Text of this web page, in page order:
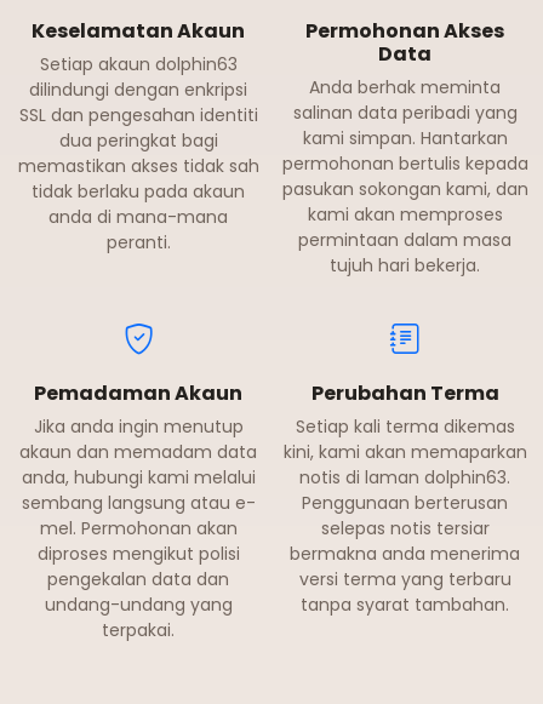
Keselamatan Akaun
Setiap akaun dolphin63
dilindungi dengan enkripsi
SSL dan pengesahan identiti
dua peringkat bagi
memastikan akses tidak sah
tidak berlaku pada akaun
anda di mana-mana
peranti.
Permohonan Akses
Data
Anda berhak meminta
salinan data peribadi yang
kami simpan. Hantarkan
permohonan bertulis kepada
pasukan sokongan kami, dan
kami akan memproses
permintaan dalam masa
tujuh hari bekerja.
Pemadaman Akaun
Jika anda ingin menutup
akaun dan memadam data
anda, hubungi kami melalui
sembang langsung atau e-
mel. Permohonan akan
diproses mengikut polisi
pengekalan data dan
undang-undang yang
terpakai.
Perubahan Terma
Setiap kali terma dikemas
kini, kami akan memaparkan
notis di laman dolphin63.
Penggunaan berterusan
selepas notis tersiar
bermakna anda menerima
versi terma yang terbaru
tanpa syarat tambahan.